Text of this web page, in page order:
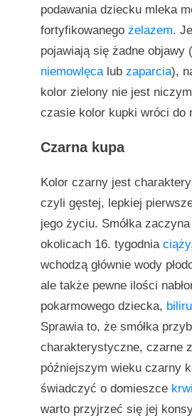
podawania dziecku mleka
fortyfikowanego żelazem.
pojawiają się żadne objawy
niemowlęcalub zaparcia),
kolor zielony nie jest
czasie kolor kupki wróci do
Czarna kupa
Kolor czarny jest
czyli gęstej, lepkiej
jego życiu. Smółka
okolicach 16. tygodnia ciąży
wchodzą głównie wody
ale także pewne ilości
pokarmowego dziecka,
Sprawia to, że smółka
charakterystyczne, czarne
późniejszym wieku czarny
świadczyć o domieszce krwi
warto przyjrzeć się jej